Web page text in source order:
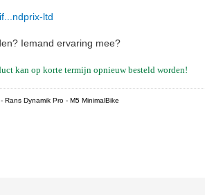
ltd
Iemand ervaring mee?
kan op korte termijn opnieuw besteld worden!
Rans Dynamik Pro - M5 MinimalBike